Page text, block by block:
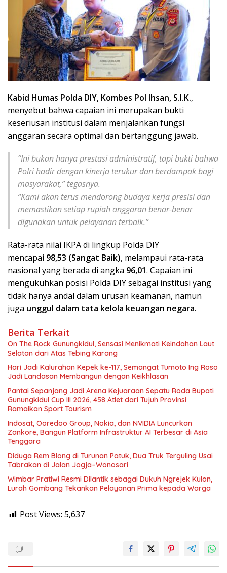
Kabid Humas Polda DIY, Kombes Pol Ihsan, S.I.K.,
menyebut bahwa capaian ini merupakan bukti
keseriusan institusi dalam menjalankan fungsi
anggaran secara optimal dan bertanggung jawab.
“Ini bukan hanya prestasi administratif, tapi bukti bahwa
Polri hadir dengan kinerja terukur dan berdampak bagi
masyarakat,” tegasnya.
“Kami akan terus mendorong budaya kerja presisi dan
memastikan setiap rupiah anggaran benar-benar
digunakan untuk pelayanan terbaik.”
Rata-rata nilai IKPA di lingkup Polda DIY
mencapai 98,53 (Sangat Baik), melampaui rata-rata
nasional yang berada di angka 96,01. Capaian ini
mengukuhkan posisi Polda DIY sebagai institusi yang
tidak hanya andal dalam urusan keamanan, namun
juga unggul dalam tata kelola keuangan negara.
Berita Terkait
On The Rock Gunungkidul, Sensasi Menikmati Keindahan Laut
Selatan dari Atas Tebing Karang
Hari Jadi Kalurahan Kepek ke-117, Semangat Tumoto Ing Roso
Jadi Landasan Membangun dengan Keikhlasan
Pantai Sepanjang Jadi Arena Kejuaraan Sepatu Roda Bupati
Gunungkidul Cup III 2026, 458 Atlet dari Tujuh Provinsi
Ramaikan Sport Tourism
Indosat, Ooredoo Group, Nokia, dan NVIDIA Luncurkan
Zankore, Bangun Platform Infrastruktur AI Terbesar di Asia
Tenggara
Diduga Rem Blong di Turunan Patuk, Dua Truk Terguling Usai
Tabrakan di Jalan Jogja–Wonosari
Wimbar Pratiwi Resmi Dilantik sebagai Dukuh Ngrejek Kulon,
Lurah Gombang Tekankan Pelayanan Prima kepada Warga
Post Views: 5,637